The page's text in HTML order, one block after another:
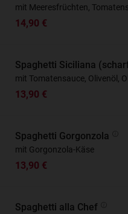
mit Meeresfrüchten,
14,90 €
Spaghetti Siciliana
mit Tomatensauce, Olivenöl,
13,90 €
Spaghetti Gorgonzola
mit Gorgonzola-Käse
13,90 €
Spaghetti alla Chef